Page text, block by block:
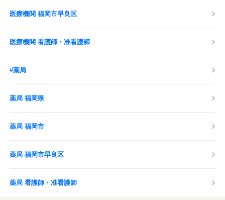
医療機関 福岡市早良区
医療機関 看護師・准看護師
#薬局
薬局 福岡県
薬局 福岡市
薬局 福岡市早良区
薬局 看護師・准看護師